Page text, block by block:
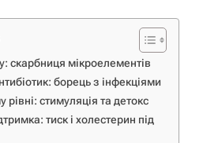
скарбниця мікроелементів
борець з інфекціями
стимуляція та детокс
тиск і холестерин під